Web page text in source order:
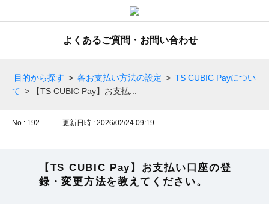
よくあるご質問・お問い合わせ
目的から探す > 各お支払い方法の設定 > TS CUBIC Payについ
て > 【TS CUBIC Pay】お支払...
No : 192 更新日時 : 2026/02/24 09:19
【TS CUBIC Pay】お支払い口座の登
録・変更方法を教えてください。